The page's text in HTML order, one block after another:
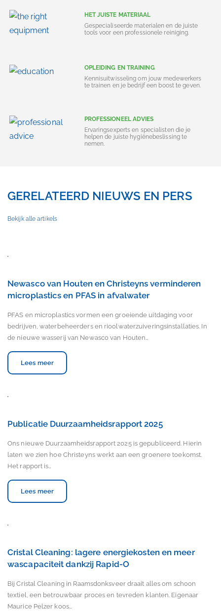
HET JUISTE MATERIAAL
Gespecialiseerde materialen en de juiste
tools voor een professionele reiniging.
OPLEIDING EN TRAINING
Kennisuitwisseling om jouw medewerkers
te trainen en je bedrijf een boost te geven.
PROFESSIONEEL ADVIES
Ervaringsexperts en specialisten die je
helpen de juiste hygiënebeslissing te
nemen.
GERELATEERD NIEUWS EN PERS
Bekijk alle artikels
Newasco van Houten en Christeyns verminderen
microplastics en PFAS in afvalwater
PFAS en microplastics vormen een groeiende uitdaging voor
bedrijven, waterbeheerders en rioolwaterzuiveringsinstallaties. In
de nieuwe wasserij van Newasco van Houten…
Lees meer
Publicatie Duurzaamheidsrapport 2025
Ons nieuwe Duurzaamheidsrapport 2025 is gepubliceerd. Hierin
laten we zien hoe Christeyns werkt aan een groenere toekomst.
Het rapport is…
Lees meer
Cristal Cleaning: lagere energiekosten en meer
wascapaciteit dankzij Rapid-O
Bij Cristal Cleaning in Raamsdonksveer draait alles om schoon
textiel, een betrouwbaar proces en tevreden klanten. Eigenaar
Maurice Pelzer koos…